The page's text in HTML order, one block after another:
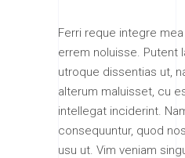
Ferri reque integre
errem noluisse. Putent
utroque dissentias ut,
alterum maluisset, cu
intellegat inciderint.
consequuntur, quod
usu ut. Vim veniam